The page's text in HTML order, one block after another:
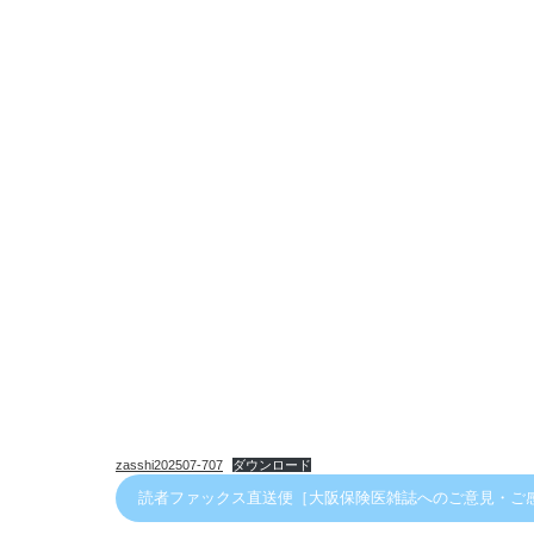
zasshi202507-707 ダウンロード
読者ファックス直送便［大阪保険医雑誌へのご意見・ご